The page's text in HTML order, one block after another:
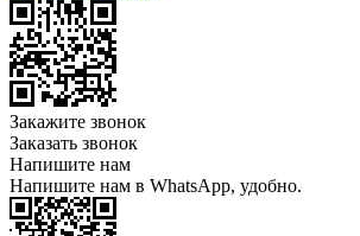
Закажите звонок
Заказать звонок
Напишите нам
Напишите нам в WhatsApp, удобно.